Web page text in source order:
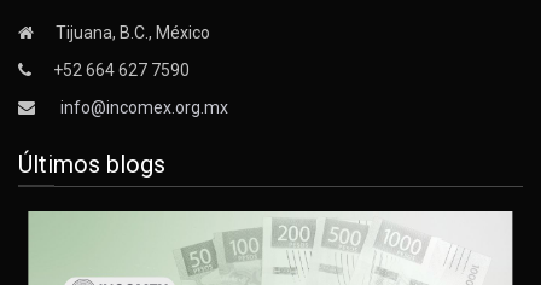
Tijuana, B.C., México
+52 664 627 7590
info@incomex.org.mx
Últimos blogs